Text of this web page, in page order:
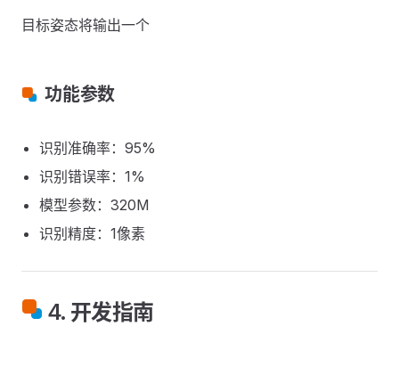
目标姿态将输出一个
功能参数
识别准确率：95%
识别错误率：1%
模型参数：320M
识别精度：1像素
4. 开发指南